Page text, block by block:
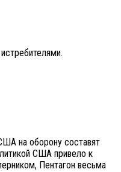
на оборону составят
США привело к
Пентагон весьма